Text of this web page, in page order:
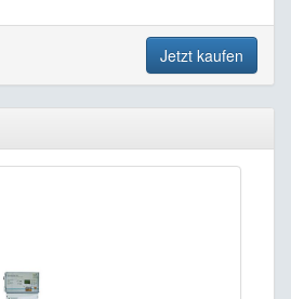
Jetzt kaufen